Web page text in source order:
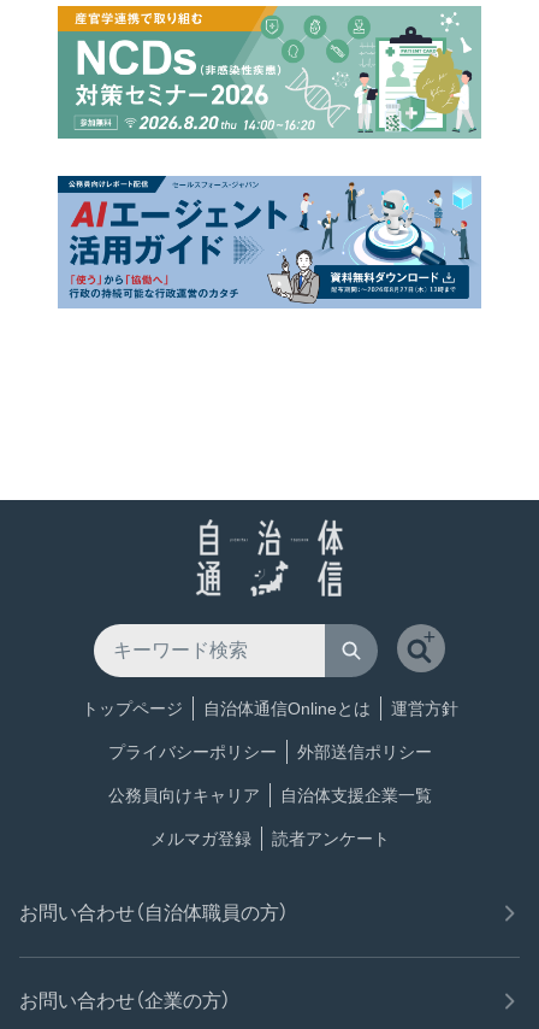
トップページ 自治体通信Onlineとは 運営方針
プライバシーポリシー 外部送信ポリシー
公務員向けキャリア 自治体支援企業一覧
メルマガ登録 読者アンケート
お問い合わせ（自治体職員の方）
お問い合わせ（企業の方）